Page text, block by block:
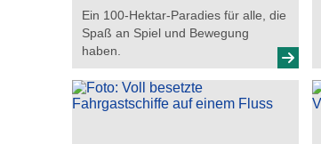
Ein 100-Hektar-Paradies für alle, die
Spaß an Spiel und Bewegung
haben.